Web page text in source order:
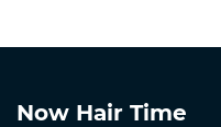
Now Hair Time